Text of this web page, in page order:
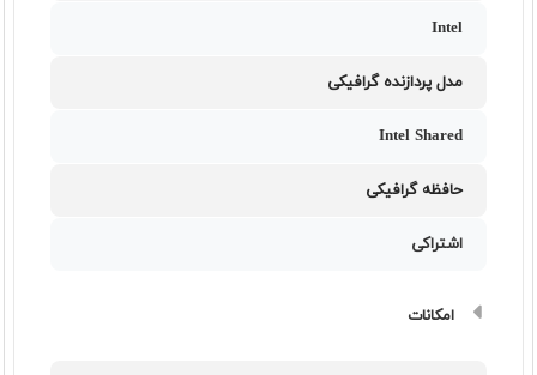
Intel
مدل پردازنده گرافیکی
Intel Shared
حافظه گرافیکی
اشتراکی
امکانات